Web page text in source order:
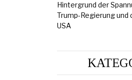
Hintergrund der
Trump-Regierung und
USA